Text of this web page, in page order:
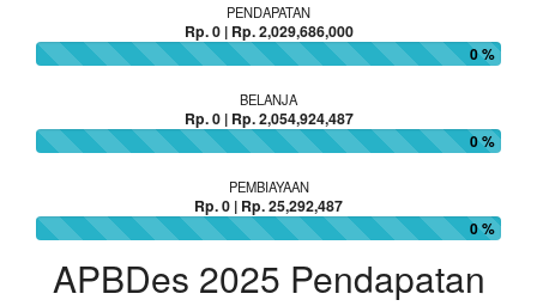
PENDAPATAN
Rp. 0 | Rp. 2,029,686,000
0 %
BELANJA
Rp. 0 | Rp. 2,054,924,487
0 %
PEMBIAYAAN
Rp. 0 | Rp. 25,292,487
0 %
APBDes 2025 Pendapatan